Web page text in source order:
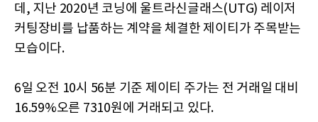
데, 지난 2020년 코닝에 울트라신글래스(UTG) 레이저
커팅장비를 납품하는 계약을 체결한 제이티가 주목받는
모습이다.
6일 오전 10시 56분 기준 제이티 주가는 전 거래일 대비
16.59%오른 7310원에 거래되고 있다.